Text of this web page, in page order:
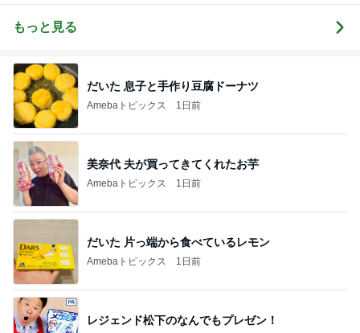
もっと見る
だいた 息子と手作り豆腐ドーナツ
Amebaトピックス 1日前
美奈代 夫が買ってきてくれたお芋
Amebaトピックス 1日前
だいた 片っ端から食べているレモン
Amebaトピックス 1日前
レジェンド松下のなんでもプレゼン！